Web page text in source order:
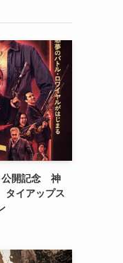
公開記念 神
イアップス